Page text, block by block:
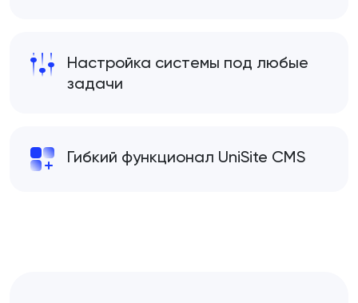
Настройка системы под любые
задачи
Гибкий функционал UniSite CMS